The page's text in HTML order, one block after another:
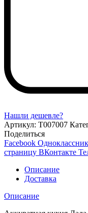
Нашли дешевле?
Артикул: Т007007
Поделиться
Facebook
страницу ВКонтакте
Описание
Доставка
Описание